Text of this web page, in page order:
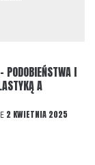
PODOBIEŃSTWA I
A
2 KWIETNIA 2025